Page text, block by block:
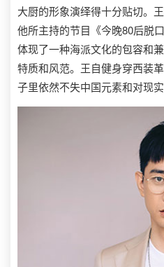
大厨的形象演绎得十分贴切。
他所主持的节目《今晚80后脱
体现了一种海派文化的包容和
特质和风范。王自健身穿西装
子里依然不失中国元素和对现